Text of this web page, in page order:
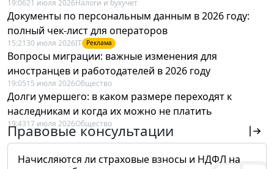
19:0621 июля 2026Налоги и бухучет
Документы по персональным данным в 2026 году:
полный чек-лист для операторов
15:21 30 июля 2026IT Реклама
Вопросы миграции: важные изменения для
иностранцев и работодателей в 2026 году
19:0515 июля 2026Общество
Долги умершего: в каком размере переходят к
наследникам и когда их можно не платить
19:4317 июля 2026Общество
Правовые консультации
Начисляются ли страховые взносы и НДФЛ на